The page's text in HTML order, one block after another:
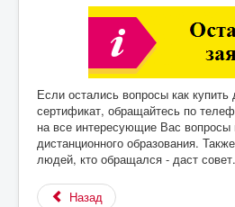
Если остались вопросы как
сертификат, обращайтесь по
на все интересующие Вас вопросы
дистанционного образования.
людей, кто обращался - даст совет.
Назад